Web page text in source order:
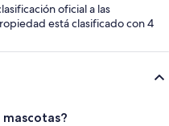
oficial a las
está clasificado con 4